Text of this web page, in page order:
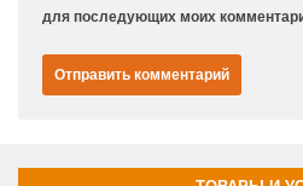
для последующих моих